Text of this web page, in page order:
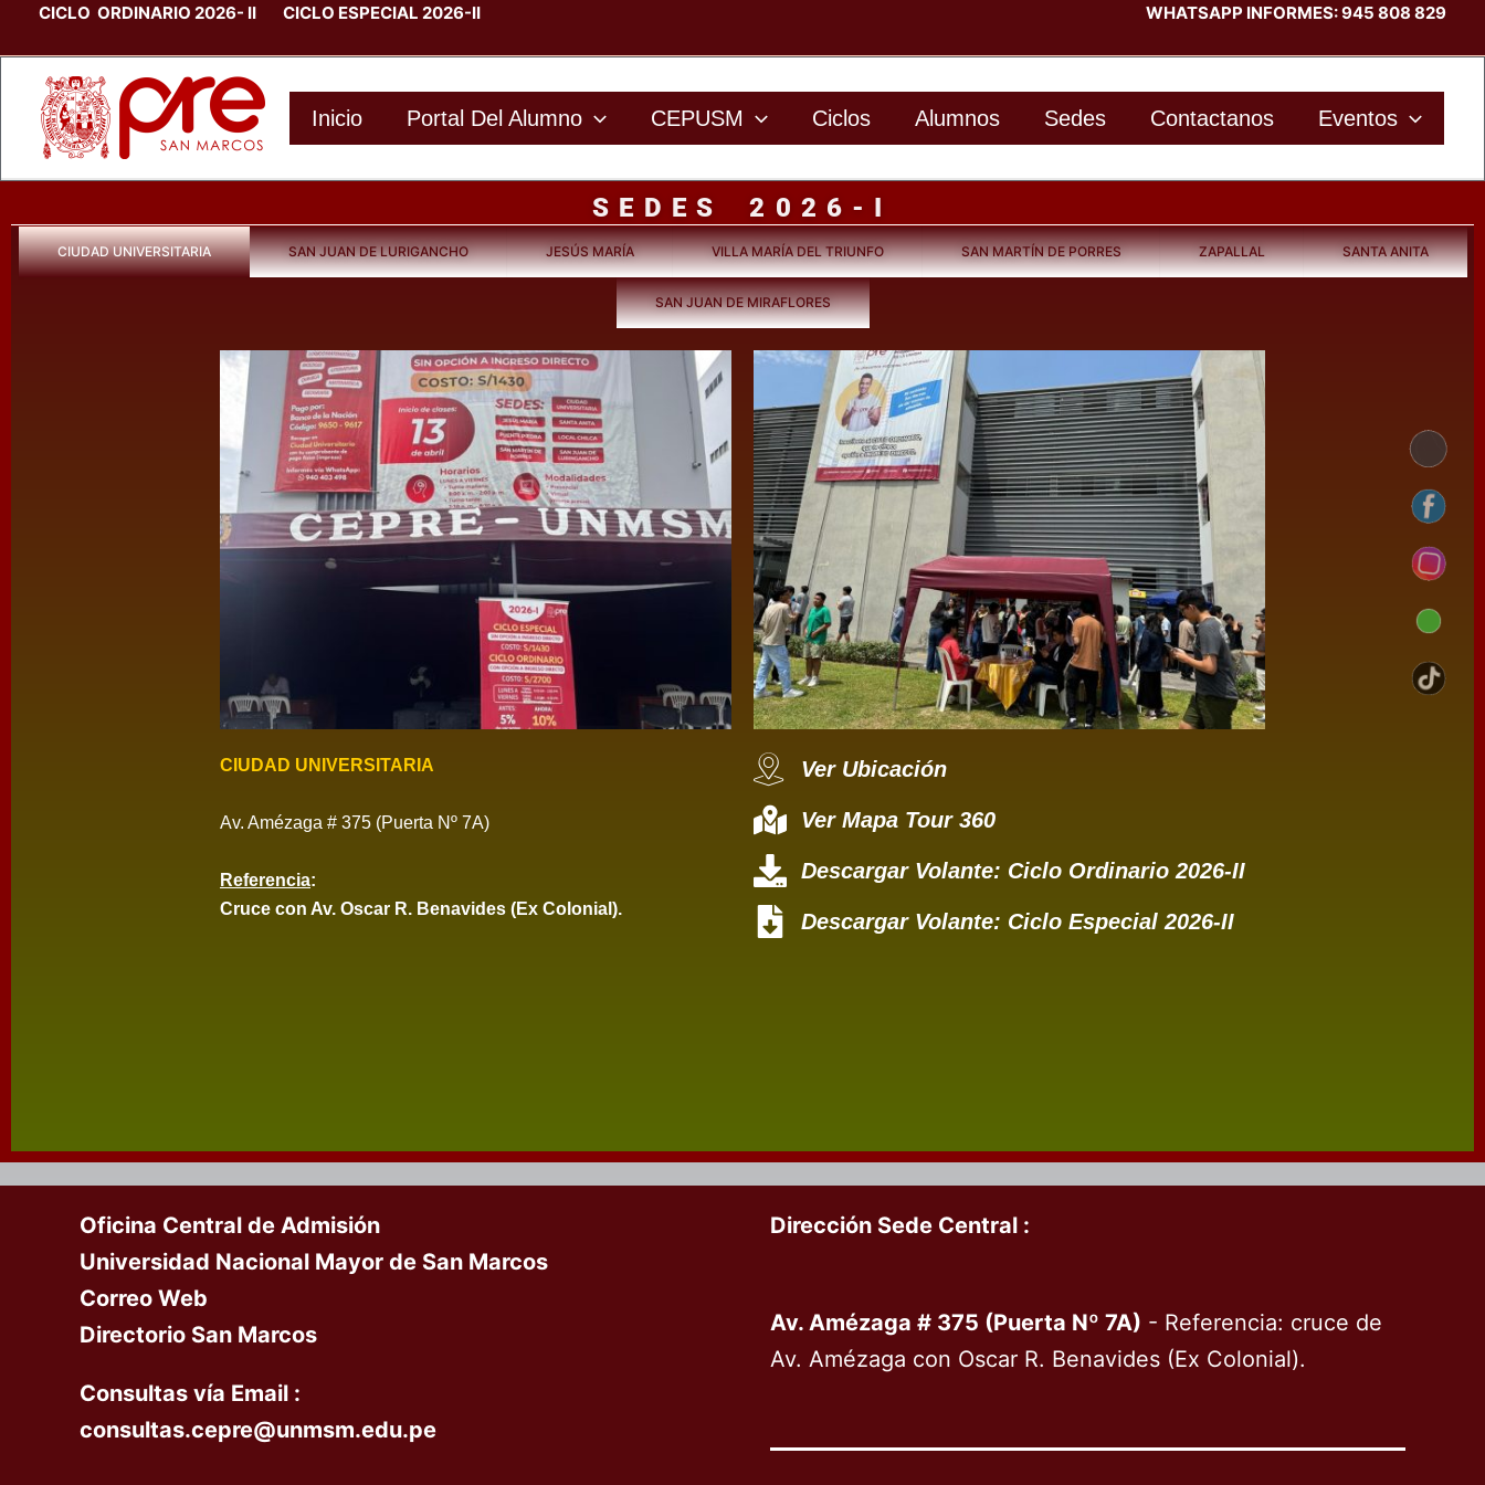
content
CICLO ORDINARIO 2026- II CICLO ESPECIAL 2026-II WHATSAPP INFORMES: 945 808 829
Inicio Portal Del Alumno CEPUSM Ciclos Alumnos Sedes Contactanos Eventos
SEDES 2026-I
CIUDAD UNIVERSITARIA SAN JUAN DE LURIGANCHO JESÚS MARÍA VILLA MARÍA DEL TRIUNFO SAN MARTÍN DE PORRES ZAPALLAL SANTA ANITA
SAN JUAN DE MIRAFLORES
CIUDAD UNIVERSITARIA
Av. Amézaga # 375 (Puerta Nº 7A)
Referencia:
Cruce con Av. Oscar R. Benavides (Ex Colonial).
Ver Ubicación
Ver Mapa Tour 360
Descargar Volante: Ciclo Ordinario 2026-II
Descargar Volante: Ciclo Especial 2026-II
Oficina Central de Admisión
Universidad Nacional Mayor de San Marcos
Correo Web
Directorio San Marcos
Consultas vía Email :
consultas.cepre@unmsm.edu.pe
Dirección Sede Central :
Av. Amézaga # 375 (Puerta Nº 7A) - Referencia: cruce de
Av. Amézaga con Oscar R. Benavides (Ex Colonial).